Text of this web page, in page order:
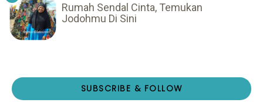
Rumah Sendal Cinta, Temukan
Jodohmu Di Sini
SUBSCRIBE & FOLLOW